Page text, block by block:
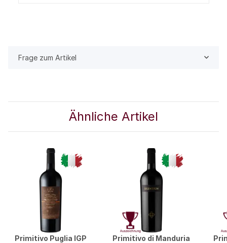
Frage zum Artikel
Ähnliche Artikel
Primitivo Puglia IGP
Primitivo di Manduria